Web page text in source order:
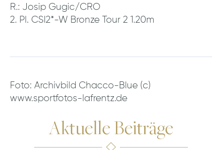
R.: Josip Gugic/CRO
2. Pl. CSI2*-W Bronze Tour 2 1.20m
Foto: Archivbild Chacco-Blue (c)
www.sportfotos-lafrentz.de
Aktuelle Beiträge